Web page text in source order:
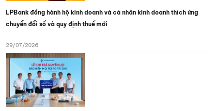
LPBank đồng hành hộ kinh doanh và cá nhân kinh doanh thích ứng
chuyển đổi số và quy định thuế mới
29/07/2026